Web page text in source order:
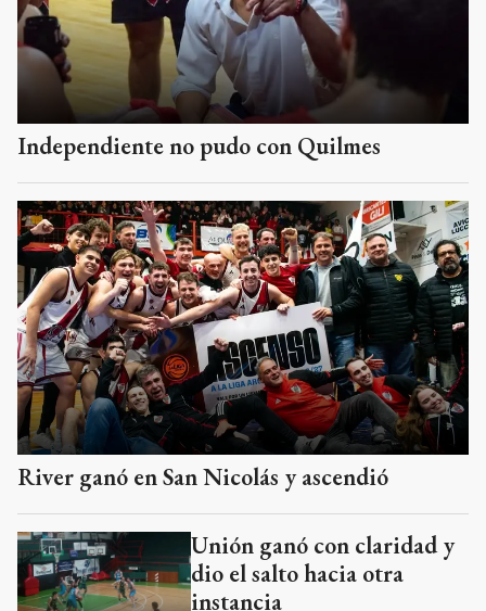
Independiente no pudo con Quilmes
River ganó en San Nicolás y ascendió
Unión ganó con claridad y
dio el salto hacia otra
instancia